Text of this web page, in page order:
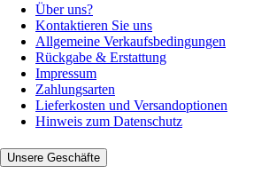
Über uns?
Kontaktieren Sie uns
Allgemeine Verkaufsbedingungen
Rückgabe & Erstattung
Impressum
Zahlungsarten
Lieferkosten und Versandoptionen
Hinweis zum Datenschutz
Unsere Geschäfte